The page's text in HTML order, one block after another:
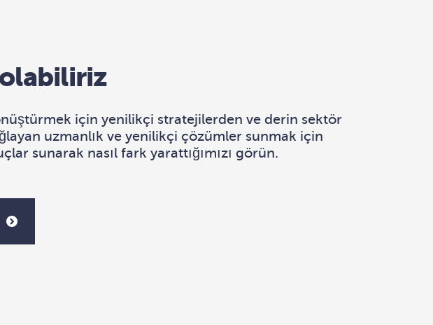
olabiliriz
için yenilikçi stratejilerden ve derin sektör
uzmanlık ve yenilikçi çözümler sunmak için
sunarak nasıl fark yarattığımızı görün.